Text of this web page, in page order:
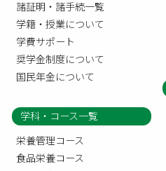
諸証明・諸手続一覧
学籍・授業について
学費サポート
奨学金制度について
国民年金について
学科・コース一覧
栄養管理コース
食品栄養コース